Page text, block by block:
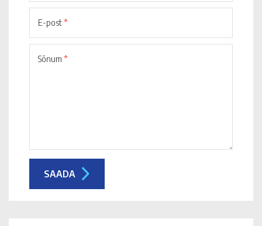
E-post*
Sõnum *